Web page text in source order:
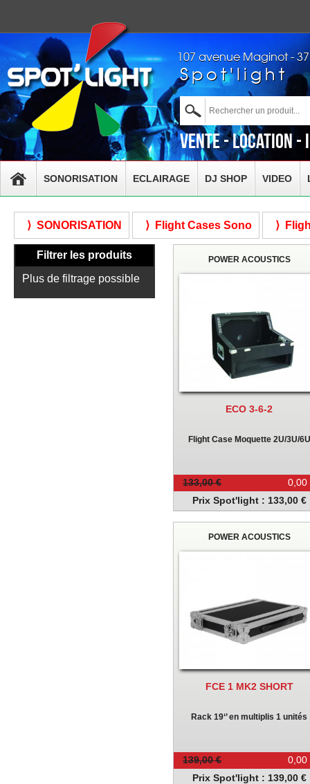
Spot'light
107 avenue Maginot -
Vente - Location
SONORISATION ECLAIRAGE DJ SHOP VIDEO
⟩ SONORISATION ⟩ Flight Cases Sono ⟩
Filtrer les produits
Plus de filtrage possible
POWER ACOUSTICS
ECO 3-6-2
Flight Case Moquette 2U/3U/6U
0,00
133,00 €
Prix Spot'light : 133,00 €
POWER ACOUSTICS
FCE 1 MK2 SHORT
Rack 19‘’ en multiplis 1 unités
0,00
139,00 €
Prix Spot'light : 139,00 €